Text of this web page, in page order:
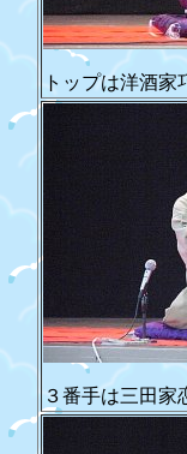
トップは洋酒家
３番手は三田家